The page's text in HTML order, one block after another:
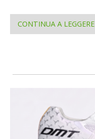
CONTINUA A LEGGERE